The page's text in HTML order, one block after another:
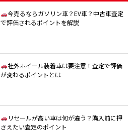
今売るならガソリン車？EV車？中古車査定
で評価されるポイントを解説
社外ホイール装着車は要注意！査定で評価
が変わるポイントとは
リセールが高い車は何が違う？購入前に押
さえたい査定のポイント